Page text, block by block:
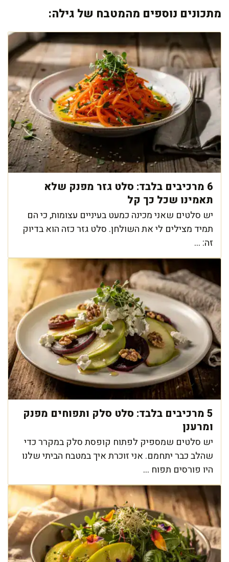
מתכונים נוספים מהמטבח של גילה:
6 מרכיבים בלבד: סלט גזר מפנק שלא
תאמינו שכל כך קל
יש סלטים שאני מכינה כמעט בעיניים עצומות, כי הם
תמיד מצילים לי את השולחן. סלט גזר כזה הוא בדיוק
זה: ...
5 מרכיבים בלבד: סלט סלק ותפוחים מפנק
ומרענן
יש סלטים שמספיק לפתוח קופסת סלק במקרר כדי
שהלב כבר יתחמם. אני זוכרת איך במטבח הביתי שלנו
היו פורסים תפוח ...